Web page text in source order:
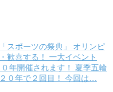
スポーツの祭典」 オリンピ
歓喜する！ 一大イベント
年開催されます！ 夏季五輪
０年で２回目！ 今回は…